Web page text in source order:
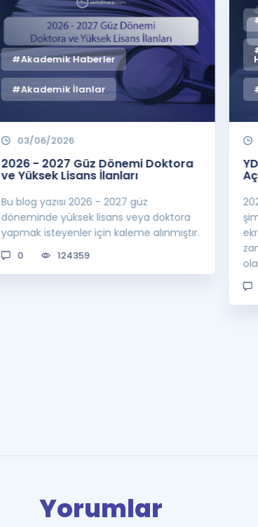
#Akademik Haberler
#Akademik İlanlar
03/06/2026
2026 - 2027 Güz Dönemi Doktora
ve Yüksek Lisans İlanları
Bu blog yazısı 2026 - 2027 güz
döneminde yüksek lisans veya doktora
yapmak isteyenler için kaleme alınmıştır.
0 124359
Yorumlar